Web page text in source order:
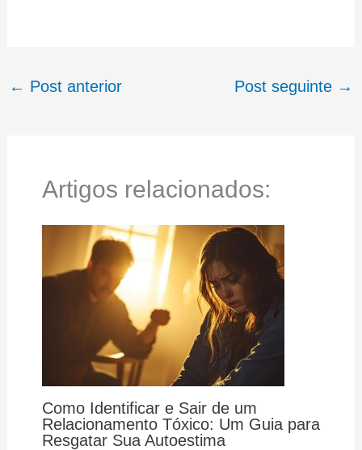
← Post anterior Post seguinte →
Artigos relacionados:
Como Identificar e Sair de um
Relacionamento Tóxico: Um Guia para
Resgatar Sua Autoestima